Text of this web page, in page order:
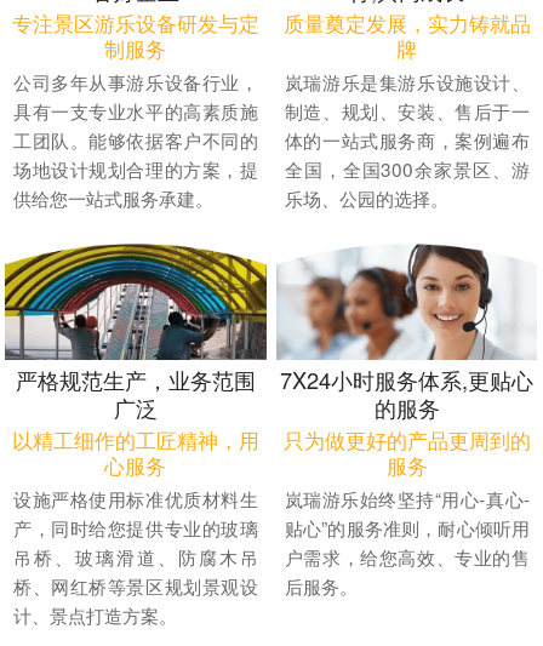
专注景区游乐设备研发与定
制服务
公司多年从事游乐设备行业，
具有一支专业水平的高素质施
工团队。能够依据客户不同的
场地设计规划合理的方案，提
供给您一站式服务承建。
质量奠定发展，实力铸就品
牌
岚瑞游乐是集游乐设施设计、
制造、规划、安装、售后于一
体的一站式服务商，案例遍布
全国，全国300余家景区、游
乐场、公园的选择。
严格规范生产，业务范围
广泛
以精工细作的工匠精神，用
心服务
设施严格使用标准优质材料生
产，同时给您提供专业的玻璃
吊桥、玻璃滑道、防腐木吊
桥、网红桥等景区规划景观设
计、景点打造方案。
7X24小时服务体系,更贴心
的服务
只为做更好的产品更周到的
服务
岚瑞游乐始终坚持“用心-真心-
贴心”的服务准则，耐心倾听用
户需求，给您高效、专业的售
后服务。